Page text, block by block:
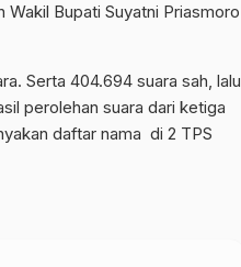
Wakil Bupati Suyatni Priasmoro
Serta 404.694 suara sah, lalu
perolehan suara dari ketiga
daftar nama di 2 TPS